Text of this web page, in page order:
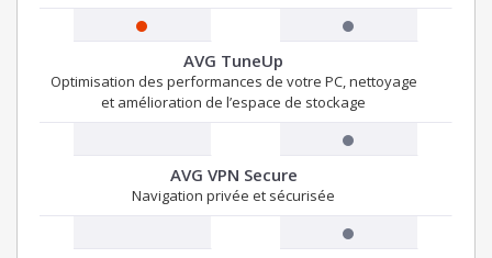
AVG TuneUp
Optimisation des performances de votre PC, nettoyage
et amélioration de l’espace de stockage
AVG VPN Secure
Navigation privée et sécurisée